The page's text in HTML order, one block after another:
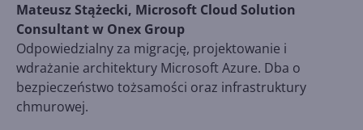
Mateusz Stążecki, Microsoft Cloud Solution
Consultant w Onex Group
Odpowiedzialny za migrację, projektowanie i
wdrażanie architektury Microsoft Azure. Dba o
bezpieczeństwo tożsamości oraz infrastruktury
chmurowej.